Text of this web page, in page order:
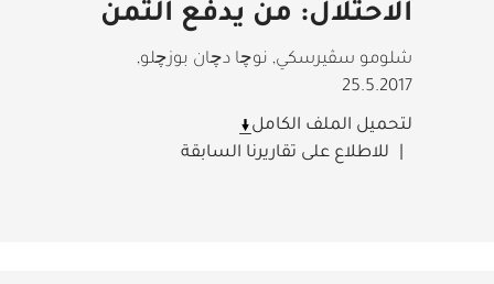
الاحتلال: من يدفع الثمن
شلومو سڤيرسكي, نوچا دچان بوزچلو,
25.5.2017
لتحميل الملف الكامل
للاطلاع على تقاريرنا السابقة